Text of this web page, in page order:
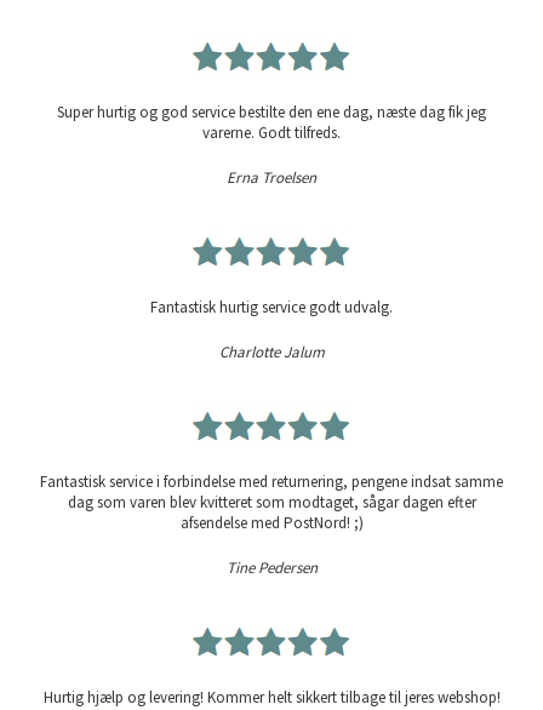
Super hurtig og god service bestilte den ene dag, næste dag fik jeg
varerne. Godt tilfreds.
Erna Troelsen
Fantastisk hurtig service godt udvalg.
Charlotte Jalum
Fantastisk service i forbindelse med returnering, pengene indsat samme
dag som varen blev kvitteret som modtaget, sågar dagen efter
afsendelse med PostNord! ;)
Tine Pedersen
Hurtig hjælp og levering! Kommer helt sikkert tilbage til jeres webshop!